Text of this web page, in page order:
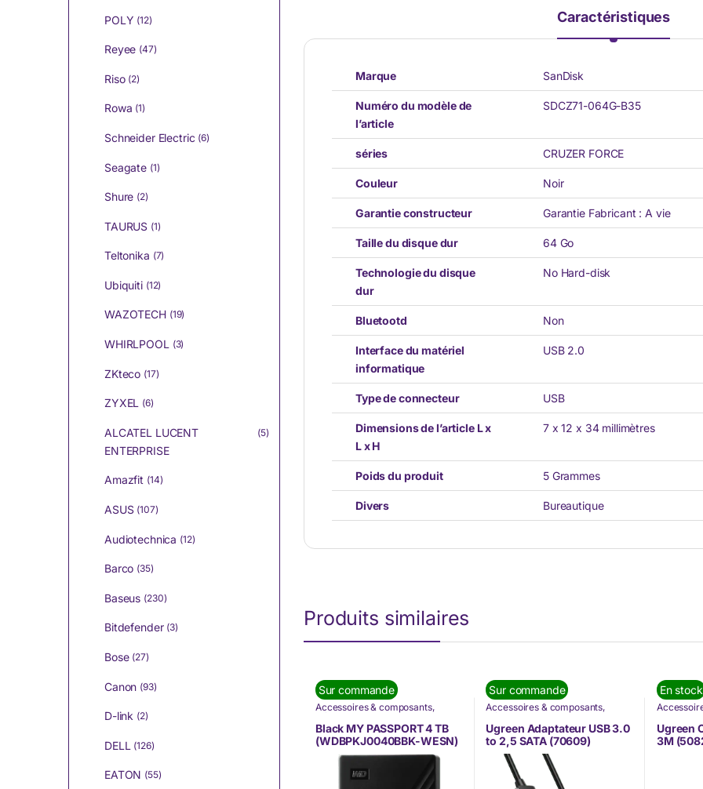
Caractéristiques
Marque SanDisk
Numéro du modèle de
l’article
SDCZ71-064G-B35
séries CRUZER FORCE
Couleur Noir
Garantie constructeur Garantie Fabricant : A vie
Taille du disque dur 64 Go
Technologie du disque
dur
No Hard-disk
Bluetootd Non
Interface du matériel
informatique
USB 2.0
Type de connecteur USB
Dimensions de l’article L x
L x H
7 x 12 x 34 millimètres
Poids du produit 5 Grammes
Divers Bureautique
Produits similaires
Sur commande
Accessoires & composants,
Nos Marques
Western Digital
Black MY PASSPORT 4 TB
(WDBPKJ0040BBK-WESN)
Sur commande
Accessoires & composants,
Nos Marques
Ugreen
Ugreen Adaptateur USB 3.0
to 2,5 SATA (70609)
En stock
Ugreen
3M
POLY (12)
Reyee (47)
Riso (2)
Rowa (1)
Schneider Electric (6)
Seagate (1)
Shure (2)
TAURUS (1)
Teltonika (7)
Ubiquiti (12)
WAZOTECH (19)
WHIRLPOOL (3)
ZKteco (17)
ZYXEL (6)
ALCATEL LUCENT
ENTERPRISE
(5)
Amazfit (14)
ASUS (107)
Audiotechnica (12)
Barco (35)
Baseus (230)
Bitdefender (3)
Bose (27)
Canon (93)
D-link (2)
DELL (126)
EATON (55)